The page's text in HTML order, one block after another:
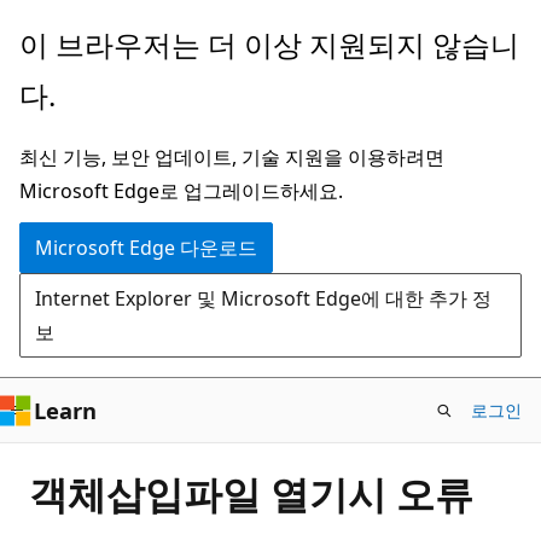
주
콘
츠
로
건
너
뛰
기
이 브라우저는 더 이상 지원되지 않습니
다.
최신 기능, 보안 업데이트, 기술 지원을 이용하려면
Microsoft Edge로 업그레이드하세요.
Microsoft Edge 다운로드
Internet Explorer 및 Microsoft Edge에 대한 추가 정
보
Learn 로그인
객체삽입파일 열기시 오류